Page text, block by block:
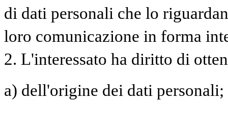
di dati personali che lo
loro comunicazione in forma
2. L'interessato ha diritto di
a) dell'origine dei dati personali;